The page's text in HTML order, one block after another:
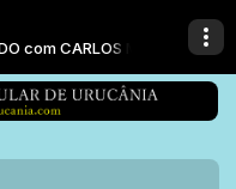
CARLOS MACEDO